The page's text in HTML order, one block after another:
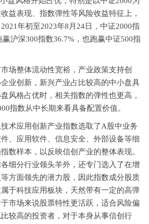
益表现、指数弹性等风险收益特征上，
年初至2023年8月24日，中证2000指
沪深300指数36.7%，也跑赢中证500指
场整体流动性宽裕，产业政策支持创
业创新，新兴产业占比较高的中小盘具
风格占优时，相关指数的弹性也更高，
指数从中长期来看具备配置价值。
术应用创新产业指数选取了A股中业务
、应用软件、信息安全、外部设备等细
数样本，以反映信创产业的整体表现。
细分行业领头羊外，还专门选入了在增
方面领先的潜力股，因此指数成分股质
于科技应用板块，天然带有一定的高弹
市场来说股票特性更活跃，适合风险偏
较高的投资者，对于本身从事信创行